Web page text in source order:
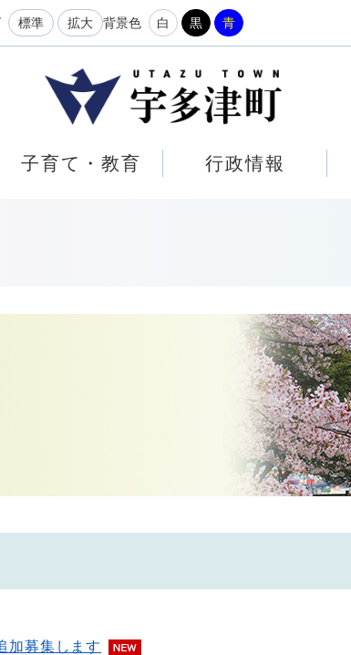
メニューを飛ばして本文へ
標準 拡大 背景色 白 黒 青
子育て・教育 行政情報
加募集します